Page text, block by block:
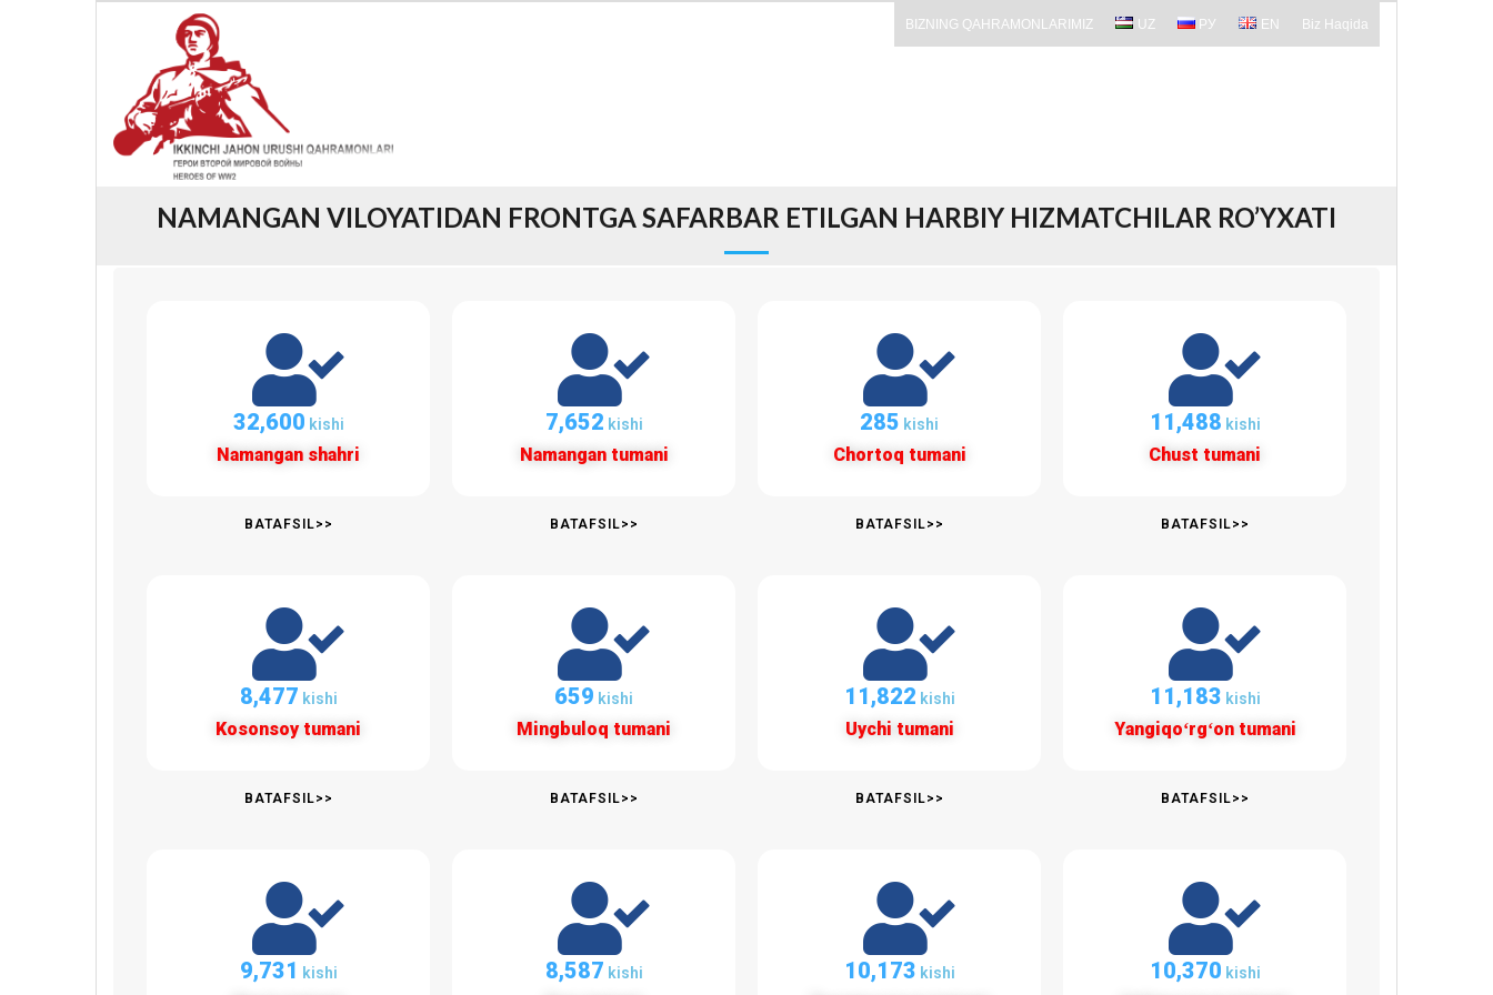
BIZNING QAHRAMONLARIMIZ UZ РУ EN Biz Haqida
NAMANGAN VILOYATIDAN FRONTGA SAFARBAR ETILGAN HARBIY HIZMATCHILAR RO’YXATI
34,528 kishi
Namangan shahri
BATAFSIL>>
8,107 kishi
Namangan tumani
BATAFSIL>>
301 kishi
Chortoq tumani
BATAFSIL>>
12,171 kishi
Chust tumani
BATAFSIL>>
8,981 kishi
Kosonsoy tumani
BATAFSIL>>
698 kishi
Mingbuloq tumani
BATAFSIL>>
12,525 kishi
Uychi tumani
BATAFSIL>>
11,848 kishi
Yangiqoʻrgʻon tumani
BATAFSIL>>
10,310kishi 9,097 kishi 10,778 kishi 10,986 kishi